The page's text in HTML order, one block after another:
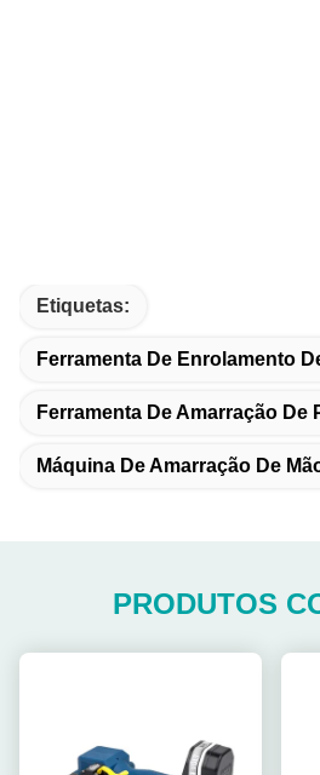
Etiquetas:
Ferramenta De Enrolamento
Ferramenta De Amarração De
Máquina De Amarração De
PRODUTOS